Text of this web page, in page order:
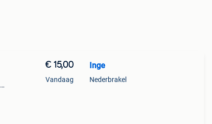
€ 15,00
Vandaag
Inge
Nederbrakel